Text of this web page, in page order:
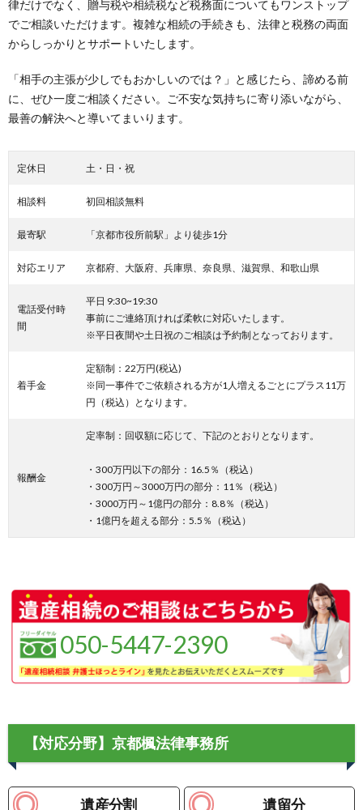
律だけでなく、贈与税や相続税など税務面についてもワンストップ
でご相談いただけます。複雑な相続の手続きも、法律と税務の両面
からしっかりとサポートいたします。
「相手の主張が少しでもおかしいのでは？」と感じたら、諦める前
に、ぜひ一度ご相談ください。ご不安な気持ちに寄り添いながら、
最善の解決へと導いてまいります。
定休日 土・日・祝
相談料 初回相談無料
最寄駅 「京都市役所前駅」より徒歩1分
対応エリア 京都府、大阪府、兵庫県、奈良県、滋賀県、和歌山県
電話受付時
間
平日 9:30~19:30
事前にご連絡頂ければ柔軟に対応いたします。
※平日夜間や土日祝のご相談は予約制となっております。
着手金
定額制：22万円(税込)
※同一事件でご依頼される方が1人増えるごとにプラス11万
円（税込）となります。
報酬金
定率制：回収額に応じて、下記のとおりとなります。
・300万円以下の部分：16.5％（税込）
・300万円～3000万円の部分：11％（税込）
・3000万円～1億円の部分：8.8％（税込）
・1億円を超える部分：5.5％（税込）
050-5447-2390
【対応分野】京都楓法律事務所
遺産分割 遺留分